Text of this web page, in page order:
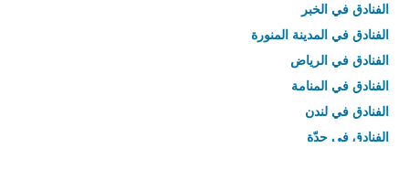
الفنادق في الخبر
الفنادق في المدينة المنورة
الفنادق في الرياض
الفنادق في المنامة
الفنادق في لندن
الفنادق في جدّة